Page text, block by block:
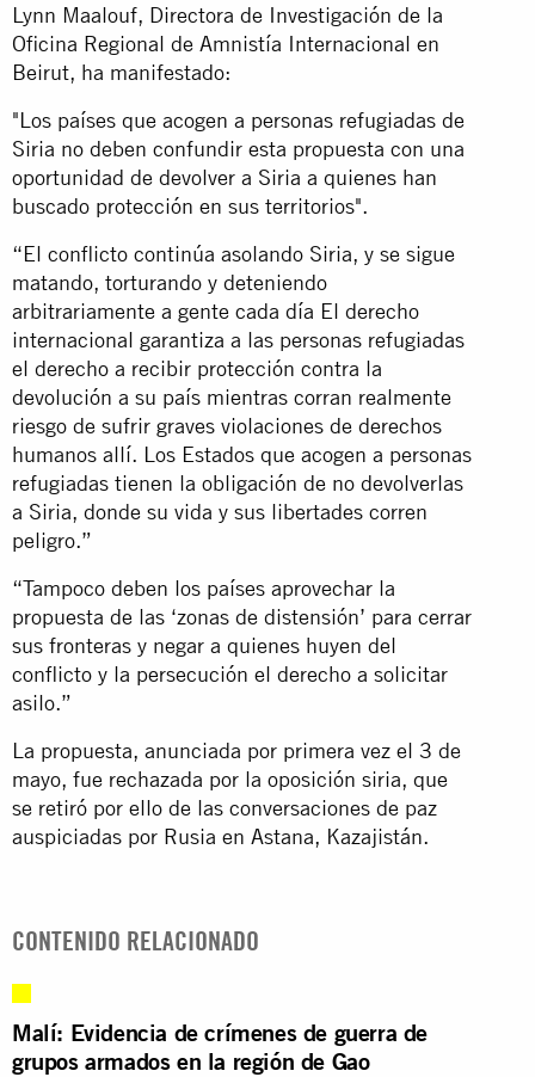
Lynn Maalouf, Directora de Investigación de la
Oficina Regional de Amnistía Internacional en
Beirut, ha manifestado:
"Los países que acogen a personas refugiadas de
Siria no deben confundir esta propuesta con una
oportunidad de devolver a Siria a quienes han
buscado protección en sus territorios".
“El conflicto continúa asolando Siria, y se sigue
matando, torturando y deteniendo
arbitrariamente a gente cada día El derecho
internacional garantiza a las personas refugiadas
el derecho a recibir protección contra la
devolución a su país mientras corran realmente
riesgo de sufrir graves violaciones de derechos
humanos allí. Los Estados que acogen a personas
refugiadas tienen la obligación de no devolverlas
a Siria, donde su vida y sus libertades corren
peligro.”
“Tampoco deben los países aprovechar la
propuesta de las ‘zonas de distensión’ para cerrar
sus fronteras y negar a quienes huyen del
conflicto y la persecución el derecho a solicitar
asilo.”
La propuesta, anunciada por primera vez el 3 de
mayo, fue rechazada por la oposición siria, que
se retiró por ello de las conversaciones de paz
auspiciadas por Rusia en Astana, Kazajistán.
CONTENIDO RELACIONADO
Malí: Evidencia de crímenes de guerra de
grupos armados en la región de Gao